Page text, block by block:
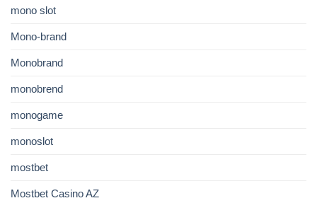
mono slot
Mono-brand
Monobrand
monobrend
monogame
monoslot
mostbet
Mostbet Casino AZ